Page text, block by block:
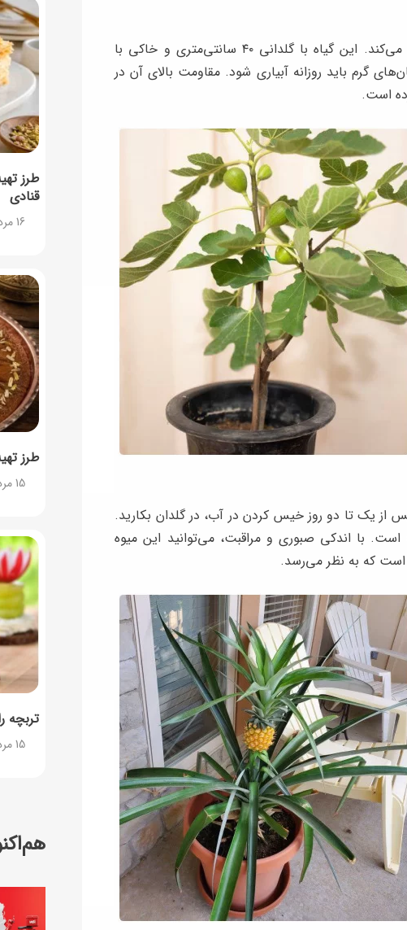
انجیر از آن میوه‌هایی است که به راحتی در گلدان رشد می‌کند. این گیاه با گلدانی ۴۰ سانتی‌متری و خاکی با
گرم باید روزانه آبیاری شود. مقاومت بالای آن در
است.
از یک تا دو روز خیس کردن در آب، در گلدان بکارید.
است. با اندکی صبوری و مراقبت، می‌توانید این میوه
است که به نظر می‌رسد.
طرز
قنادی
16 مرداد 1405
طرز
15 مرداد 1405
تربچه
15 مرداد 1405